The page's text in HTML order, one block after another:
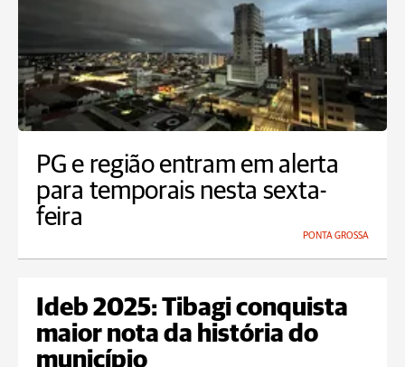
PG e região entram em alerta
para temporais nesta sexta-
feira
PONTA GROSSA
Ideb 2025: Tibagi conquista
maior nota da história do
município